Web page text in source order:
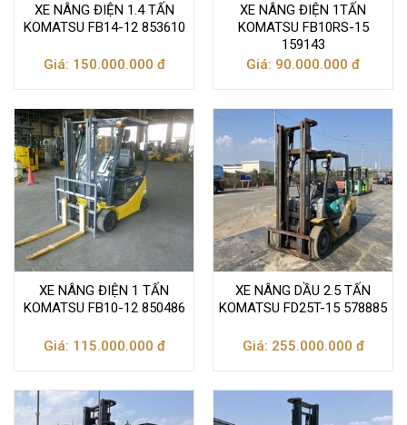
XE NÂNG ĐIỆN 1.4 TẤN
KOMATSU FB14-12 853610
Giá: 150.000.000 đ
XE NÂNG ĐIỆN 1TẤN
KOMATSU FB10RS-15
159143
Giá: 90.000.000 đ
XE NÂNG ĐIỆN 1 TẤN
KOMATSU FB10-12 850486
Giá: 115.000.000 đ
XE NÂNG DẦU 2.5 TẤN
KOMATSU FD25T-15 578885
Giá: 255.000.000 đ